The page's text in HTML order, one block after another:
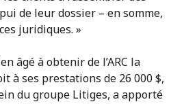
de leur dossier – en somme,
juridiques. »
âgé à obtenir de l’ARC la
à ses prestations de 26 000 $,
du groupe Litiges, a apporté